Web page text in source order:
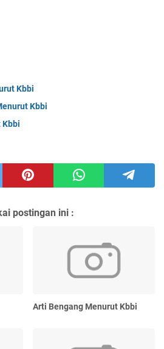
Kbbi
Kbbi
Kbbi
postingan ini :
Arti Bengang Menurut Kbbi